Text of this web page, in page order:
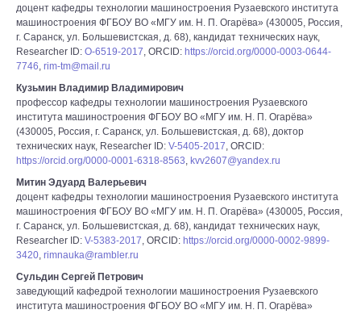
доцент кафедры технологии машиностроения Рузаевского института
машиностроения ФГБОУ ВО «МГУ им. Н. П. Огарёва» (430005, Россия,
г. Саранск, ул. Большевистская, д. 68), кандидат технических наук,
Researcher ID: O-6519-2017, ORCID: https://orcid.org/0000-0003-0644-
7746, rim-tm@mail.ru
Кузьмин Владимир Владимирович
профессор кафедры технологии машиностроения Рузаевского
института машиностроения ФГБОУ ВО «МГУ им. Н. П. Огарёва»
(430005, Россия, г. Саранск, ул. Большевистская, д. 68), доктор
технических наук, Researcher ID: V-5405-2017, ORCID:
https://orcid.org/0000-0001-6318-8563, kvv2607@yandex.ru
Митин Эдуард Валерьевич
доцент кафедры технологии машиностроения Рузаевского института
машиностроения ФГБОУ ВО «МГУ им. Н. П. Огарёва» (430005, Россия,
г. Саранск, ул. Большевистская, д. 68), кандидат технических наук,
Researcher ID: V-5383-2017, ORCID: https://orcid.org/0000-0002-9899-
3420, rimnauka@rambler.ru
Сульдин Сергей Петрович
заведующий кафедрой технологии машиностроения Рузаевского
института машиностроения ФГБОУ ВО «МГУ им. Н. П. Огарёва»